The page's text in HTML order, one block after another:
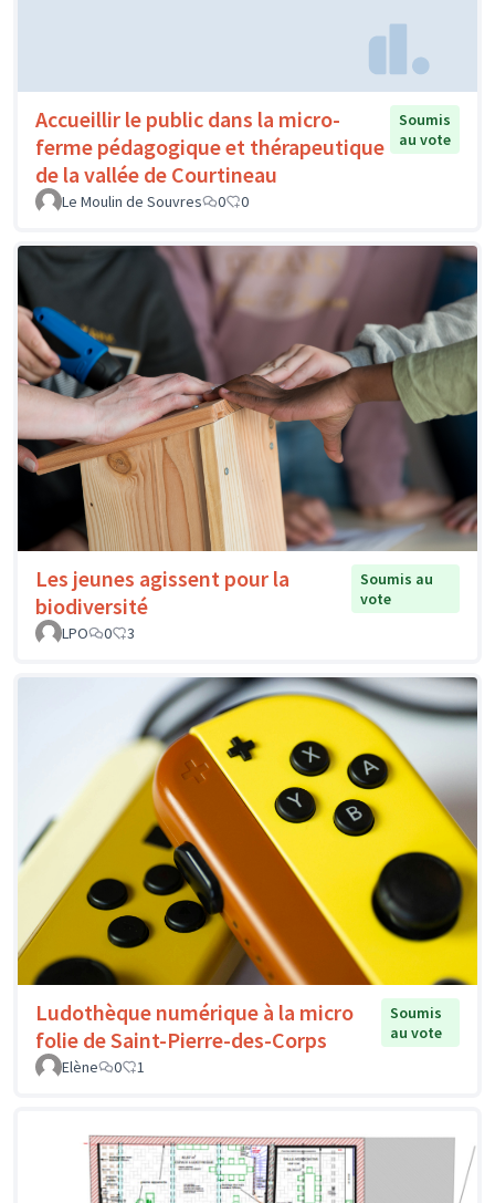
Accueillir le public dans la micro-
ferme pédagogique et thérapeutique
de la vallée de Courtineau
Soumis
au vote
Le Moulin de Souvres 0 0
Les jeunes agissent pour la
biodiversité
Soumis au
vote
LPO
0 3
Ludothèque numérique à la micro
folie de Saint-Pierre-des-Corps
Soumis
au vote
Elène
0 1